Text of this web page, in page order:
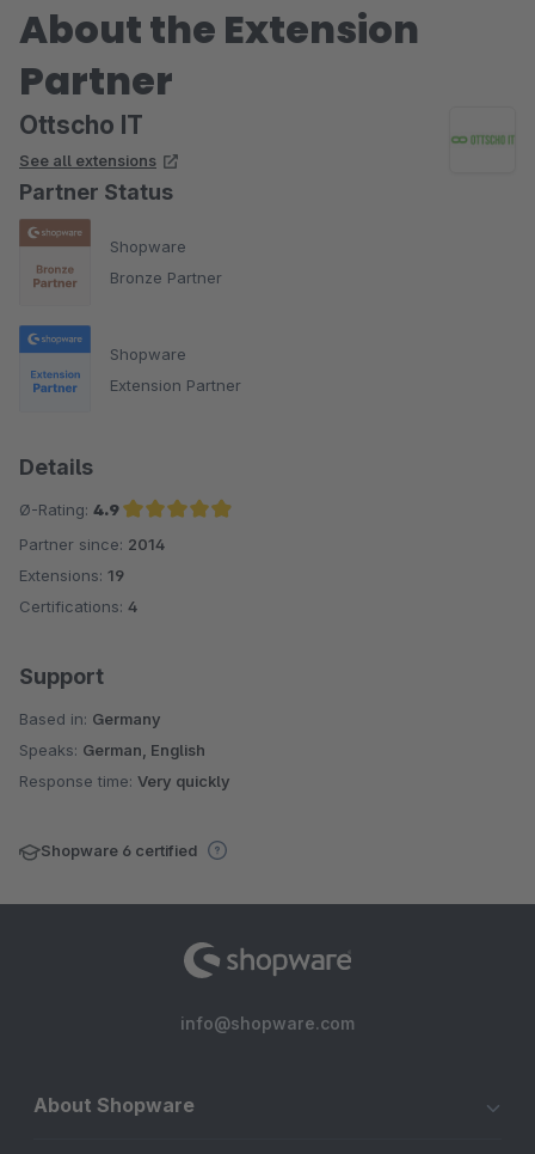
About the Extension
Partner
Ottscho IT
See all extensions
Partner Status
Shopware
Bronze Partner
Shopware
Extension Partner
Details
Ø-Rating: 4.9
Average rating of 4.9 out of 5 stars
Partner since: 2014
Extensions: 19
Certifications: 4
Support
Based in: Germany
Speaks: German, English
Response time: Very quickly
Shopware 6 certified
info@shopware.com
About Shopware